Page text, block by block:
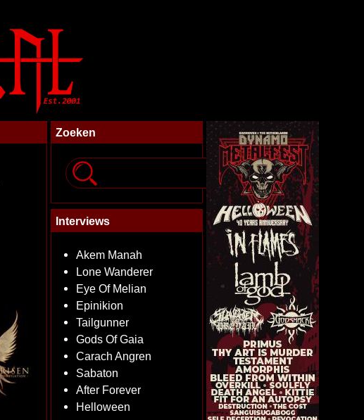
Zoeken
Interviews
Akem Manah
Lone Wanderer
Eye Of Melian
Epinikion
Tailgunner
Gods Of Gaia
Carach Angren
Sabaton
After Forever
Helloween